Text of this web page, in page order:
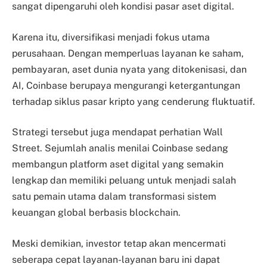
sangat dipengaruhi oleh kondisi pasar aset digital.
Karena itu, diversifikasi menjadi fokus utama
perusahaan. Dengan memperluas layanan ke saham,
pembayaran, aset dunia nyata yang ditokenisasi, dan
AI, Coinbase berupaya mengurangi ketergantungan
terhadap siklus pasar kripto yang cenderung fluktuatif.
Strategi tersebut juga mendapat perhatian Wall
Street. Sejumlah analis menilai Coinbase sedang
membangun platform aset digital yang semakin
lengkap dan memiliki peluang untuk menjadi salah
satu pemain utama dalam transformasi sistem
keuangan global berbasis blockchain.
Meski demikian, investor tetap akan mencermati
seberapa cepat layanan-layanan baru ini dapat